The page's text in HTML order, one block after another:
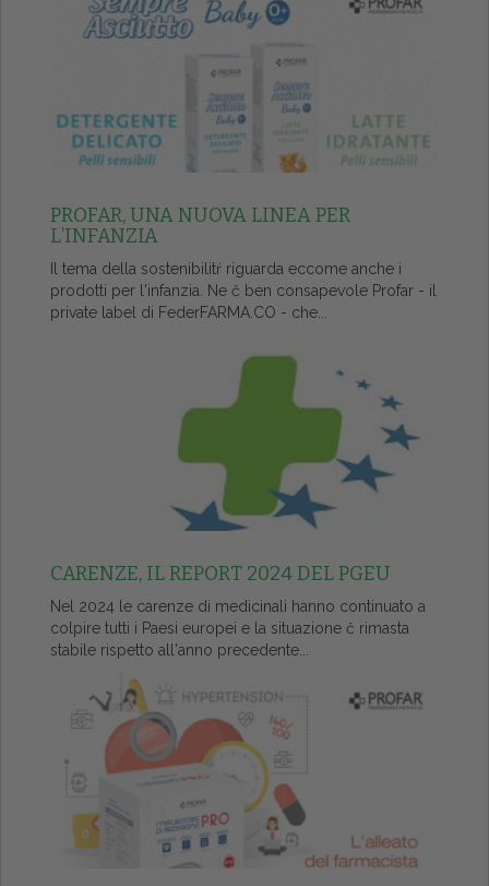
PROFAR, UNA NUOVA LINEA PER
L’INFANZIA
Il tema della sostenibilitŕ riguarda eccome anche i
prodotti per l'infanzia. Ne č ben consapevole Profar - il
private label di FederFARMA.CO - che...
CARENZE, IL REPORT 2024 DEL PGEU
Nel 2024 le carenze di medicinali hanno continuato a
colpire tutti i Paesi europei e la situazione č rimasta
stabile rispetto all'anno precedente...